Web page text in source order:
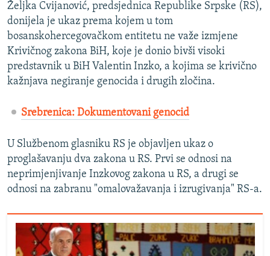
MOJA EVROPA
TRI DECENIJE OD RATA U BIH
SVE KARTE DEJTONA
NASTANAK I RASPAD JUGOSLAVIJE
Željka Cvijanović, predsjednica Republike Srpske (RS),
donijela je ukaz prema kojem u tom
bosanskohercegovačkom entitetu ne važe izmjene
Krivičnog zakona BiH, koje je donio bivši visoki
predstavnik u BiH Valentin Inzko, a kojima se krivično
kažnjava negiranje genocida i drugih zločina.
Srebrenica: Dokumentovani genocid
U Službenom glasniku RS je objavljen ukaz o
proglašavanju dva zakona u RS. Prvi se odnosi na
neprimjenjivanje Inzkovog zakona u RS, a drugi se
odnosi na zabranu "omalovažavanja i izrugivanja" RS-a.